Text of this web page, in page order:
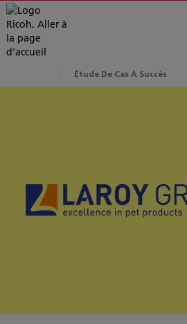
Étude De Cas À Succès